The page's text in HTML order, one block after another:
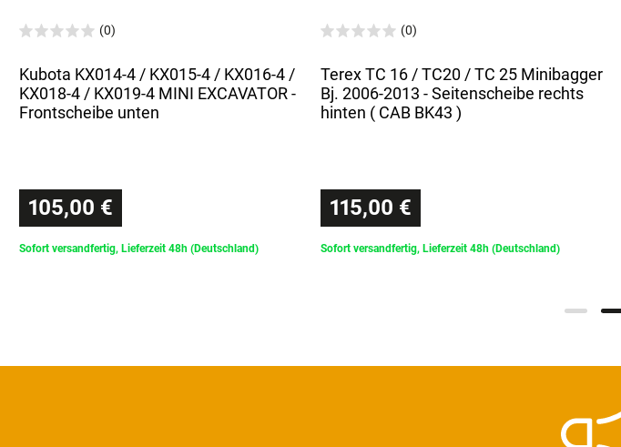
(0)
Kubota KX014-4 / KX015-4 / KX016-4 /
KX018-4 / KX019-4 MINI EXCAVATOR -
Frontscheibe unten
105,00 €
Sofort versandfertig, Lieferzeit 48h (Deutschland)
(0)
Terex TC 16 / TC20 / TC 25 Minibagger
Bj. 2006-2013 - Seitenscheibe rechts
hinten ( CAB BK43 )
115,00 €
Sofort versandfertig, Lieferzeit 48h (Deutschland)